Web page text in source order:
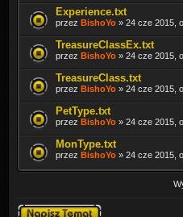
Experience.txt
przez BishoYo » 24 cze 2015,
TreasureClassEx.txt
przez BishoYo » 24 cze 2015,
TreasureClass.txt
przez BishoYo » 24 cze 2015,
PetType.txt
przez BishoYo » 24 cze 2015,
MonType.txt
przez BishoYo » 24 cze 2015,
Napisz wątek